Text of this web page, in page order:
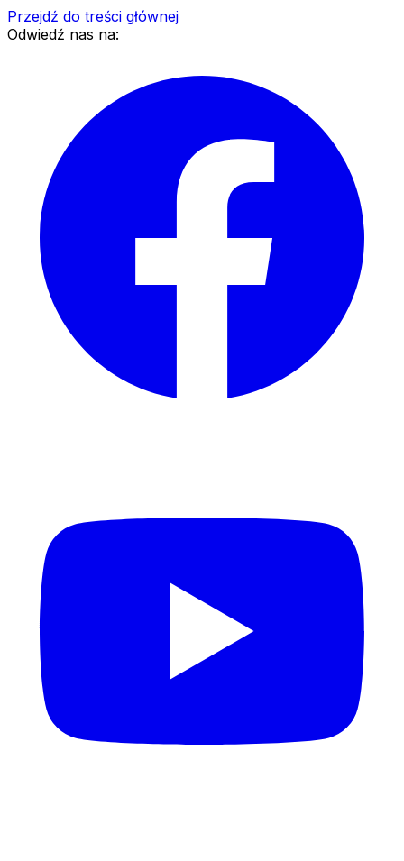
Przejdź do treści głównej
Odwiedź nas na: